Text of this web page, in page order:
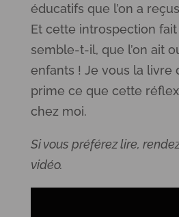
éducatifs que l’on a
Et cette introspection fait
semble-t-il, que l’on ait
enfants ! Je vous la livre
prime ce que cette
chez moi.
Si vous préférez lire,
vidéo.